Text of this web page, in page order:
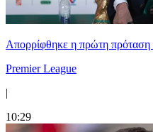
Απορρίφθηκε η πρώτη πρόταση
Premier League
|
10:29